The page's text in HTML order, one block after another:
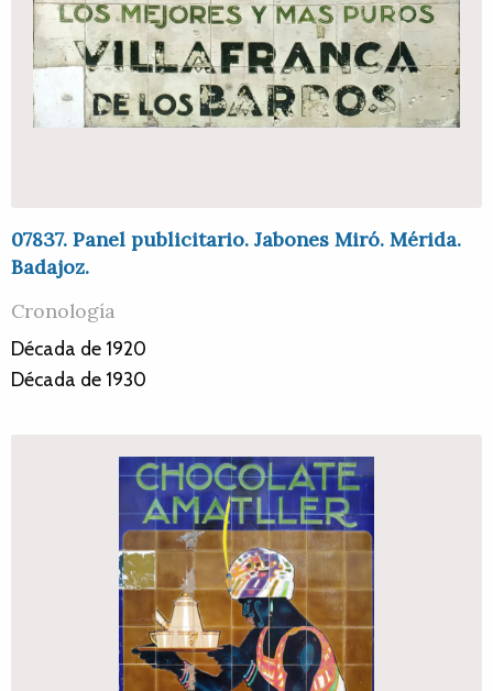
07837. Panel publicitario. Jabones Miró. Mérida.
Badajoz.
Cronología
Década de 1920
Década de 1930